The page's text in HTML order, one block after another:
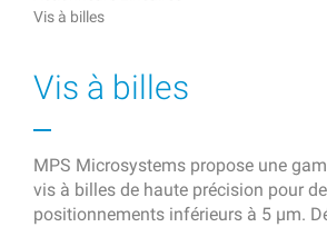
Vis à billes
Vis à billes
MPS Microsystems propose une
vis à billes de haute précision pour
positionnements inférieurs à 5 µm.